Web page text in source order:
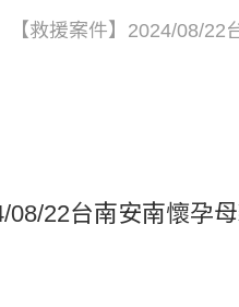
【救援案件】2024/08/22
08/22台南安南懷孕